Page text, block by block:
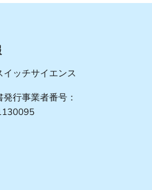
イッチサイエンス
行事業者番号：